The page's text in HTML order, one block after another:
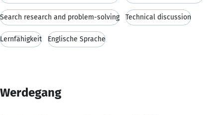
Search research and problem-solving Technical discussion
Lernfähigkeit Englische Sprache
Werdegang